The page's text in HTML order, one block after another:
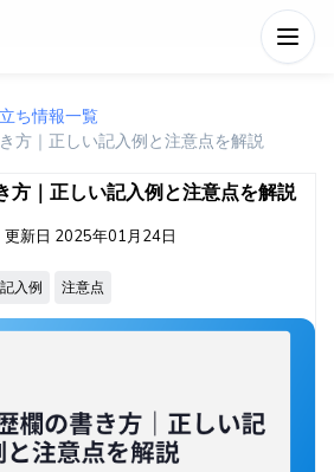
ち情報一覧
方｜正しい記入例と注意点を解説
方｜正しい記入例と注意点を解説
更新日 2025年01月24日
記入例 注意点